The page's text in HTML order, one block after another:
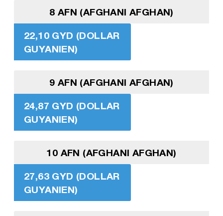
8 AFN (AFGHANI AFGHAN)
22,10 GYD (DOLLAR
GUYANIEN)
9 AFN (AFGHANI AFGHAN)
24,87 GYD (DOLLAR
GUYANIEN)
10 AFN (AFGHANI AFGHAN)
27,63 GYD (DOLLAR
GUYANIEN)